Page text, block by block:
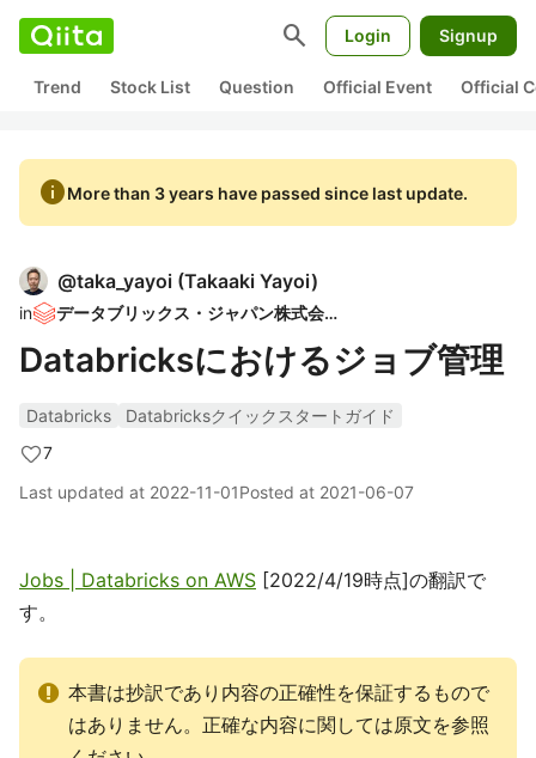
search Login Signup
Trend Stock List Question Official Event Official
infoMore than 3 years have passed since last update.
@taka_yayoi (Takaaki Yayoi)
in データブリックス・ジャパン株式会社
Databricksにおけるジョブ管理
Databricks
Databricksクイックスタートガイド
7
Last updated at 2022-11-01Posted at 2021-06-07
Jobs | Databricks on AWS [2022/4/19時点]の翻訳で
す。
本書は抄訳であり内容の正確性を保証するもので
はありません。正確な内容に関しては原文を参照